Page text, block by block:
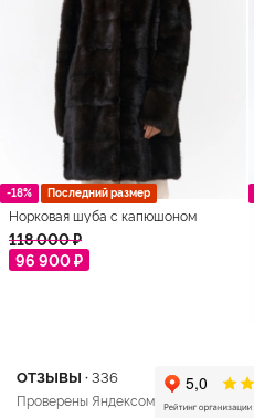
-18% Последний размер
Норковая шуба с капюшоном
118 000 ₽
96 900 ₽
ОТЗЫВЫ ·336
Проверены Яндексом